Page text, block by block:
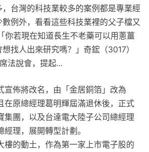
台灣的科技業較多的案例都是專業經
例外，看看這些科技業裡的父子檔又
你若現在知道長生不老藥可以用蔥薑
找人出來研究嗎？」奇鋐（3017）
法說會，提起...
宣佈將改名，由「金居銅箔」改為
在原總經理葛明輝屆滿退休後，正式
集團，以及台達電大陸子公司總經理
理，展開轉型計劃。
樓的動土，作為第一家上市電子股的